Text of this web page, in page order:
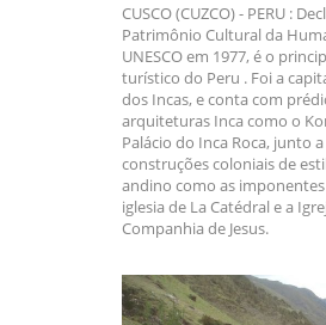
CUSCO (CUZCO) - PERU :
Patrimônio Cultural da
UNESCO em 1977, é o
turístico do Peru . Foi a
dos Incas, e conta com
arquiteturas Inca como o
Palácio do Inca Roca, junto
construções coloniais de
andino como as
iglesia de La Catédral e a
Companhia de Jesus.